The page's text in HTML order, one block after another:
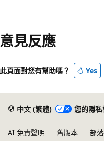
意見反應
此頁面對您有幫助嗎？ Yes
中文 (繁體) 您的隱私
AI 免責聲明 舊版本 部